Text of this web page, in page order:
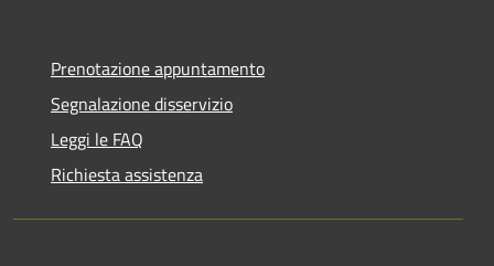
Prenotazione appuntamento
Segnalazione disservizio
Leggi le FAQ
Richiesta assistenza